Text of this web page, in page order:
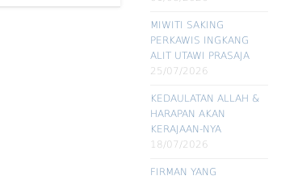
MIWITI SAKING
PERKAWIS INGKANG
ALIT UTAWI PRASAJA
25/07/2026
KEDAULATAN ALLAH &
HARAPAN AKAN
KERAJAAN-NYA
18/07/2026
FIRMAN YANG